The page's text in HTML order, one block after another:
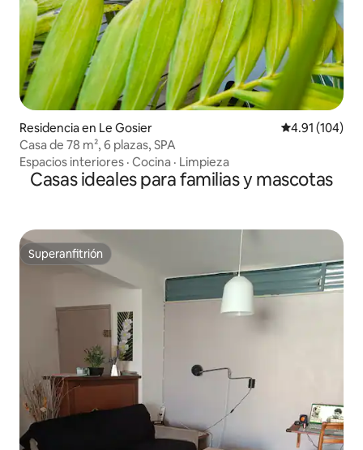
Residencia en Le Gosier Calificación
4.91 (104)
Casa de 78 m², 6 plazas, SPA
Espacios interiores · Cocina · Limpieza
Casas ideales para familias y mascotas
Superanfitrión
Superanfitrión